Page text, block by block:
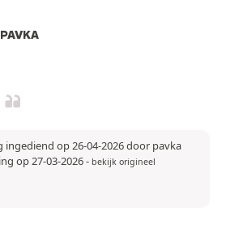
op 26-04-2026 door pavka
op 27-03-2026- bekijk origineel